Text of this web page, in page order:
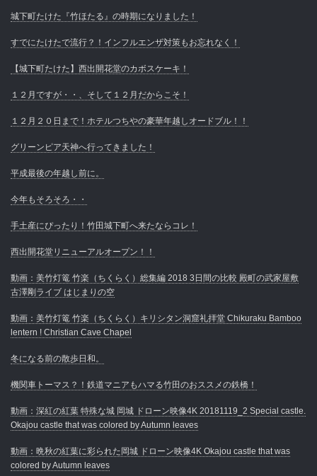
城下町たけた『竹ほたる』の時期になりました！
すでにたけたで流行？！インフルエンザ対策もお忘れなく！
【城下町たけた】西出開花堂のカボスケーキ！
１２月ですが・・、そして１２月だからこそ！
１２月２０日まで！ホテルつちやの豪華年越しオードブル！！
グリーンピア天神へ行ってきました！
平成最後の年越し前に。
今年もそろそろ・・
手土産にぴったり！竹田城下町へ来たならコレ！
西出開花堂リニューアルオープン！！
動画：美竹灯篭 竹楽（ちくらく）総集編 2018 3日間の比較 殿町の武家屋敷
古澤剛ライブ はじまりの空
動画：美竹灯篭 竹楽（ちくらく）キリシタン洞窟礼拝堂 Chikuraku Bamboo
lentern ! Christian Cave Chapel
冬になる前の散歩日和。
機関車トーマス？！鉄道マニアもハマる竹田のおススメの鉄橋！
動画：深紅の紅葉 特殊な城 岡城 ドローン映像4K 20181119_2 Special castle.
Okajou castle that was colored by Autumn leaves
動画：晩秋の紅葉に彩られた岡城 ドローン映像4K Okajou castle that was
colored by Autumn leaves